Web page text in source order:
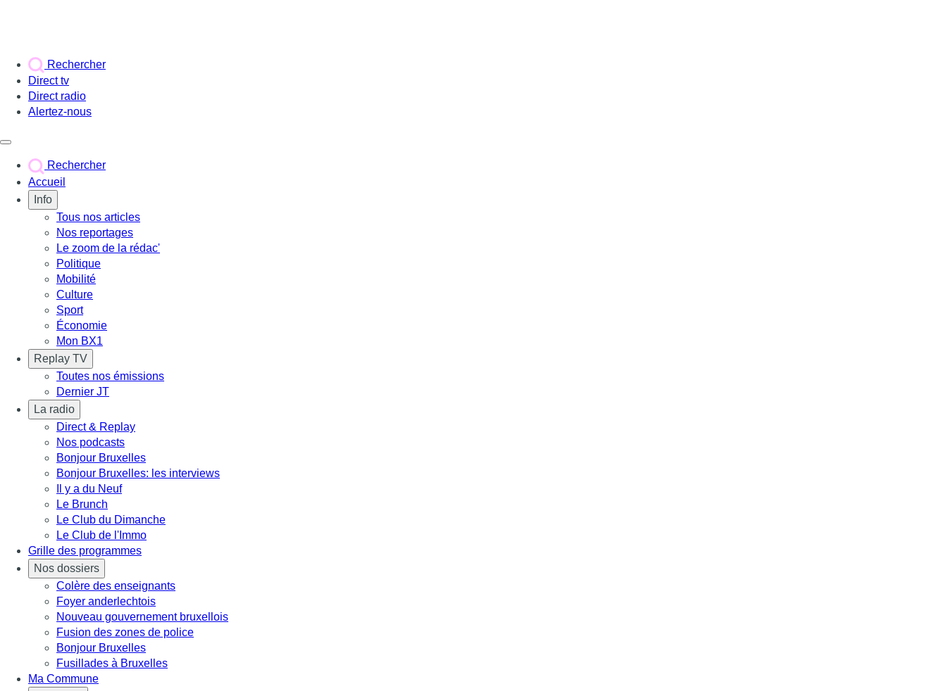
Rechercher
Direct tv
Direct radio
Alertez-nous
Rechercher
Accueil
Info
Tous nos articles
Nos reportages
Le zoom de la rédac'
Politique
Mobilité
Culture
Sport
Économie
Mon BX1
Replay TV
Toutes nos émissions
Dernier JT
La radio
Direct & Replay
Nos podcasts
Bonjour Bruxelles
Bonjour Bruxelles: les interviews
Il y a du Neuf
Le Brunch
Le Club du Dimanche
Le Club de l'Immo
Grille des programmes
Nos dossiers
Colère des enseignants
Foyer anderlechtois
Nouveau gouvernement bruxellois
Fusion des zones de police
Bonjour Bruxelles
Fusillades à Bruxelles
Ma Commune